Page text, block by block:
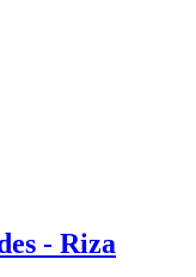
- Riza